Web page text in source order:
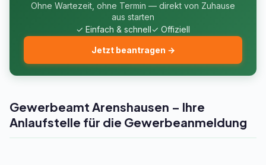
Ohne Wartezeit, ohne Termin — direkt von Zuhause
aus starten
✓ Einfach & schnell✓ Offiziell
Jetzt beantragen →
Gewerbeamt Arenshausen – Ihre
Anlaufstelle für die Gewerbeanmeldung